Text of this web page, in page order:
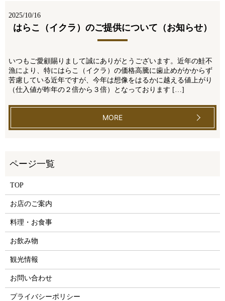
2025/10/16
はらこ（イクラ）のご提供について（お知らせ）
いつもご愛顧賜りまして誠にありがとうございます。近年の鮭不
漁により、特にはらこ（イクラ）の価格高騰に歯止めがかからず
苦慮している近年ですが、今年は想像をはるかに越える値上がり
（仕入値が昨年の２倍から３倍）となっております […]
MORE
TOP
お店のご案内
料理・お食事
お飲み物
観光情報
お問い合わせ
プライバシーポリシー